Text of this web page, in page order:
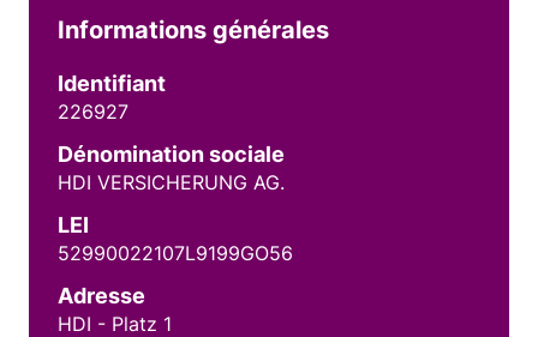
Informations générales
Identifiant
226927
Dénomination sociale
HDI VERSICHERUNG AG.
LEI
52990022107L9199GO56
Adresse
HDI - Platz 1